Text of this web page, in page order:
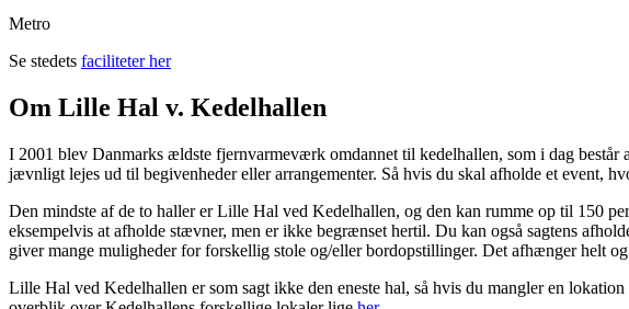
Metro
Se stedets faciliteter her
Om Lille Hal v. Kedelhallen
I 2001 blev Danmarks ældste fjernvarmeværk omdannet til kedelhallen, som i dag
jævnligt lejes ud til begivenheder eller arrangementer. Så hvis du skal afholde et event,
Den mindste af de to haller er Lille Hal ved Kedelhallen, og den kan rumme op til 150
eksempelvis at afholde stævner, men er ikke begrænset hertil. Du kan også sagtens
giver mange muligheder for forskellig stole og/eller bordopstillinger. Det afhænger helt
Lille Hal ved Kedelhallen er som sagt ikke den eneste hal, så hvis du mangler en